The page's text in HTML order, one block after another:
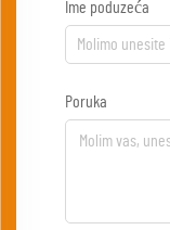
Ime poduzeća
Poruka